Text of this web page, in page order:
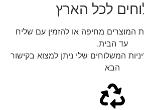
לכל הארץ
המוצרים מחיפה או להזמין עם שליח
עד הבית.
המשלוחים שלי ניתן למצוא בקישור
הבא